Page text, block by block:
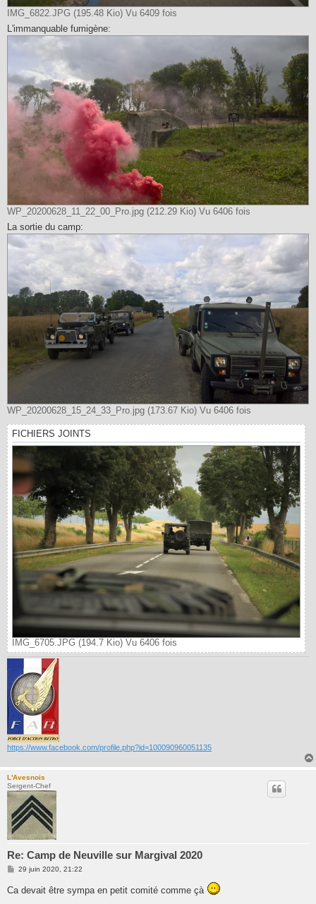
IMG_6822.JPG (195.48 Kio) Vu 6409 fois
L'immanquable fumigène:
WP_20200628_11_22_00_Pro.jpg (212.29 Kio) Vu 6406 fois
La sortie du camp:
WP_20200628_15_24_33_Pro.jpg (173.67 Kio) Vu 6406 fois
FICHIERS JOINTS
IMG_6705.JPG (194.7 Kio) Vu 6406 fois
https://www.facebook.com/profile.php?id=100090960051135
L'Avesnois
Sergent-Chef
Re: Camp de Neuville sur Margival 2020
M
s
29 juin 2020, 21:22
Ca devait être sympa en petit comité comme çà